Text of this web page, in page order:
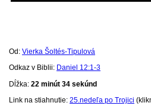
Od: Vierka Šoltés-Tipulová
Odkaz v Biblii: Daniel 12:1-3
Dĺžka: 22 minút 34 sekúnd
Link na stiahnutie: 25.nedeľa po Trojici